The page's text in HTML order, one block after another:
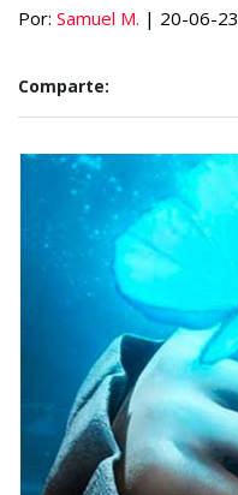
Por: Samuel M. | 20-06-23
Comparte: